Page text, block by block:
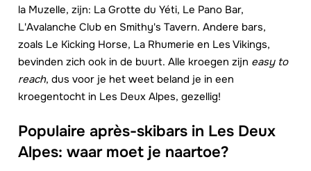
la Muzelle, zijn: La Grotte du Yéti, Le Pano Bar,
L'Avalanche Club en Smithy's Tavern. Andere bars,
zoals Le Kicking Horse, La Rhumerie en Les Vikings,
bevinden zich ook in de buurt. Alle kroegen zijn easy to
reach, dus voor je het weet beland je in een
kroegentocht in Les Deux Alpes, gezellig!
Populaire après-skibars in Les Deux
Alpes: waar moet je naartoe?